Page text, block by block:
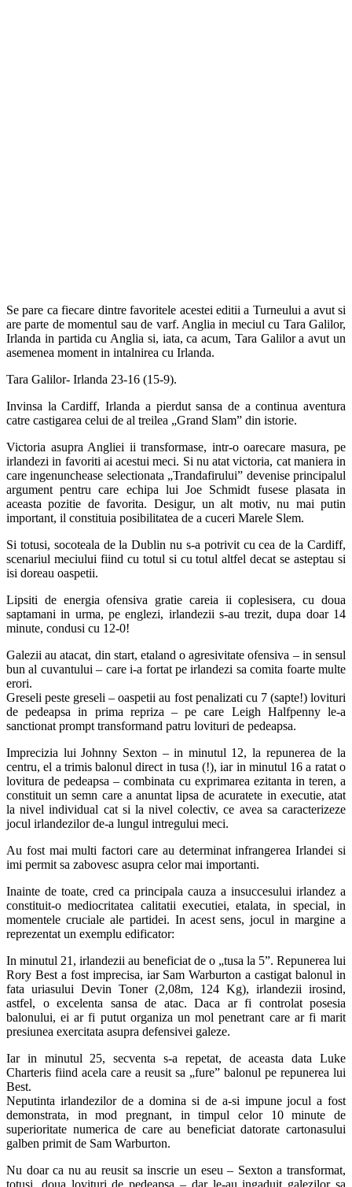
Se pare ca fiecare dintre favoritele acestei editii a Turneului a avut si
are parte de momentul sau de varf. Anglia in meciul cu Tara Galilor,
Irlanda in partida cu Anglia si, iata, ca acum, Tara Galilor a avut un
asemenea moment in intalnirea cu Irlanda.
Tara Galilor- Irlanda 23-16 (15-9).
Invinsa la Cardiff, Irlanda a pierdut sansa de a continua aventura
catre castigarea celui de al treilea „Grand Slam” din istorie.
Victoria asupra Angliei ii transformase, intr-o oarecare masura, pe
irlandezi in favoriti ai acestui meci. Si nu atat victoria, cat maniera in
care ingenunchease selectionata „Trandafirului” devenise principalul
argument pentru care echipa lui Joe Schmidt fusese plasata in
aceasta pozitie de favorita. Desigur, un alt motiv, nu mai putin
important, il constituia posibilitatea de a cuceri Marele Slem.
Si totusi, socoteala de la Dublin nu s-a potrivit cu cea de la Cardiff,
scenariul meciului fiind cu totul si cu totul altfel decat se asteptau si
isi doreau oaspetii.
Lipsiti de energia ofensiva gratie careia ii coplesisera, cu doua
saptamani in urma, pe englezi, irlandezii s-au trezit, dupa doar 14
minute, condusi cu 12-0!
Galezii au atacat, din start, etaland o agresivitate ofensiva – in sensul
bun al cuvantului – care i-a fortat pe irlandezi sa comita foarte multe
erori.
Greseli peste greseli – oaspetii au fost penalizati cu 7 (sapte!) lovituri
de pedeapsa in prima repriza – pe care Leigh Halfpenny le-a
sanctionat prompt transformand patru lovituri de pedeapsa.
Imprecizia lui Johnny Sexton – in minutul 12, la repunerea de la
centru, el a trimis balonul direct in tusa (!), iar in minutul 16 a ratat o
lovitura de pedeapsa – combinata cu exprimarea ezitanta in teren, a
constituit un semn care a anuntat lipsa de acuratete in executie, atat
la nivel individual cat si la nivel colectiv, ce avea sa caracterizeze
jocul irlandezilor de-a lungul intregului meci.
Au fost mai multi factori care au determinat infrangerea Irlandei si
imi permit sa zabovesc asupra celor mai importanti.
Inainte de toate, cred ca principala cauza a insuccesului irlandez a
constituit-o mediocritatea calitatii executiei, etalata, in special, in
momentele cruciale ale partidei. In acest sens, jocul in margine a
reprezentat un exemplu edificator:
In minutul 21, irlandezii au beneficiat de o „tusa la 5”. Repunerea lui
Rory Best a fost imprecisa, iar Sam Warburton a castigat balonul in
fata uriasului Devin Toner (2,08m, 124 Kg), irlandezii irosind,
astfel, o excelenta sansa de atac. Daca ar fi controlat posesia
balonului, ei ar fi putut organiza un mol penetrant care ar fi marit
presiunea exercitata asupra defensivei galeze.
Iar in minutul 25, secventa s-a repetat, de aceasta data Luke
Charteris fiind acela care a reusit sa „fure” balonul pe repunerea lui
Best.
Neputinta irlandezilor de a domina si de a-si impune jocul a fost
demonstrata, in mod pregnant, in timpul celor 10 minute de
superioritate numerica de care au beneficiat datorate cartonasului
galben primit de Sam Warburton.
Nu doar ca nu au reusit sa inscrie un eseu – Sexton a transformat,
totusi, doua lovituri de pedeapsa – dar le-au ingaduit galezilor sa